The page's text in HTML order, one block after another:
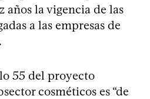
años la vigencia de las
a las empresas de
55 del proyecto
cosméticos es “de